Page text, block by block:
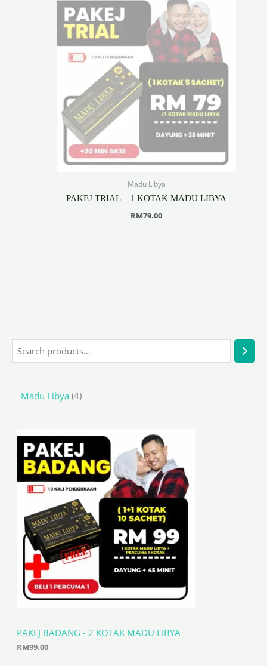
Madu Libya 4
PAKEJ BADANG - 2 KOTAK MADU LIBYA
RM99.00
Madu Libya
PAKEJ TRIAL – 1 KOTAK MADU LIBYA
RM79.00